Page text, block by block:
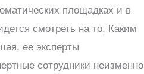
площадках и в
смотреть на то, Каким
ее эксперты
сотрудники неизменно